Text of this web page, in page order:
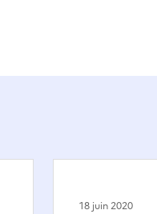
18 juin 2020